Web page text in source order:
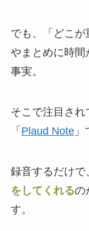
でも、「どこが
やまとめに時間
事実。
そこで注目さ
「 Plaud Note」
録音するだけで
をしてくれるの
す。